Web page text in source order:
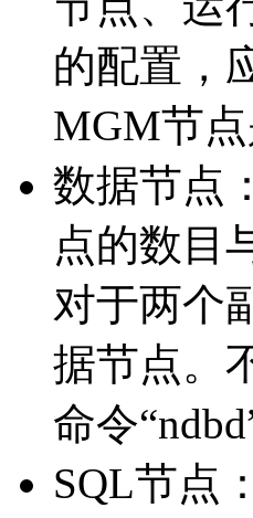
的配置，
MGM节点
数据节点
点的数目
对于两个
据节点。
命令
SQL节点